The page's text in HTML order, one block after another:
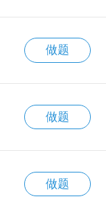
做题
做题
做题